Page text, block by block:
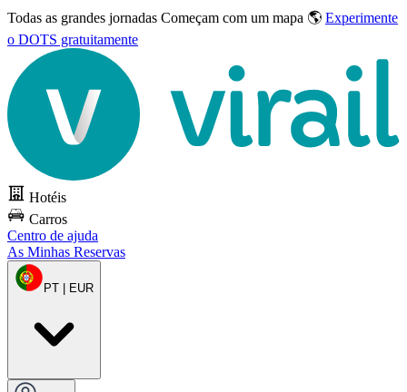
Todas as grandes jornadas Começam com um mapa 🌎 Experimente
o DOTS gratuitamente
Hotéis
Carros
Centro de ajuda
As Minhas Reservas
PT | EUR